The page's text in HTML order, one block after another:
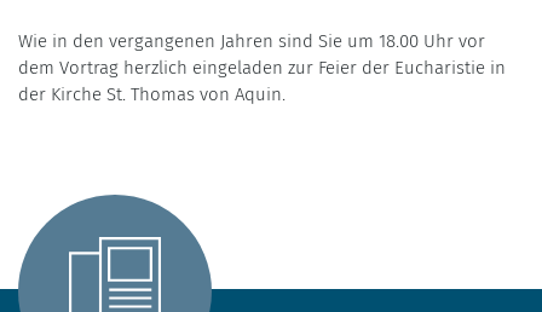
Wie in den vergangenen Jahren sind Sie um 18.00 Uhr vor
dem Vortrag herzlich eingeladen zur Feier der Eucharistie in
der Kirche St. Thomas von Aquin.